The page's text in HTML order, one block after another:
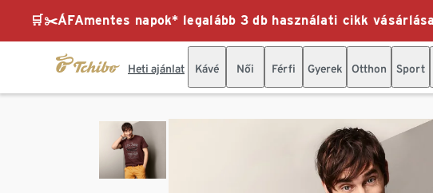
🛒✂️ÁFAmentes napok* legalább 3 db használati cikk
Heti ajánlat Kávé Női Férfi Gyerek Otthon Sport